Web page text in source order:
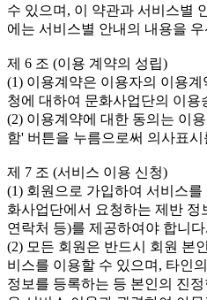
수 있으며, 이 약관과 서비스별
에는 서비스별 안내의 내용을
제 6 조 (이용 계약의 성립)
(1) 이용계약은 이용자의 이용
청에 대하여 문화사업단의 이용
(2) 이용계약에 대한 동의는 이
함' 버튼을 누름으로써 의사표시
제 7 조 (서비스 이용 신청)
(1) 회원으로 가입하여 서비스
화사업단에서 요청하는 제반
연락처 등)를 제공하여야 합니다.
(2) 모든 회원은 반드시 회원 본
비스를 이용할 수 있으며, 타인
정보를 등록하는 등 본인의 진